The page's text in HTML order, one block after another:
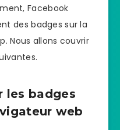
Facebook
des badges sur la
Nous allons couvrir
les badges
web